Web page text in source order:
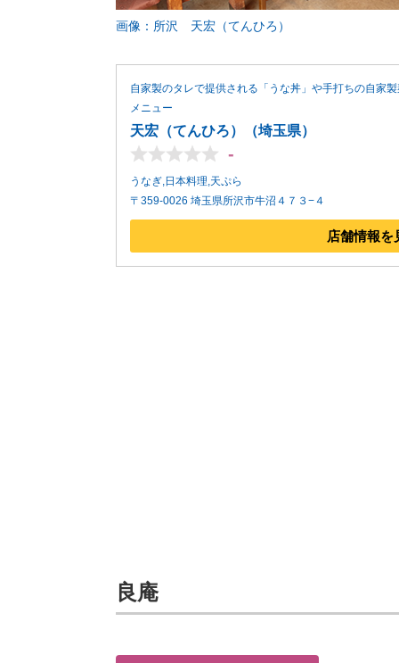
画像：所沢 天宏（てんひろ）
自家製のタレで提供される「うな丼」や手打ちの自家
メニュー
天宏（てんひろ）（埼玉県）
-
うなぎ,日本料理,天ぷら
〒359-0026 埼玉県所沢市牛沼４７３−４
店舗情報を
良庵